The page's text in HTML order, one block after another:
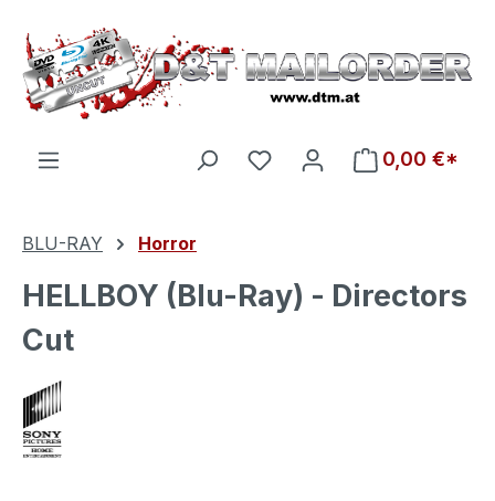
Zum Hauptinhalt springen
Du hast 0 Produkte auf
0,00 €*
BLU-RAY Horror
HELLBOY (Blu-Ray) - Directors
Cut